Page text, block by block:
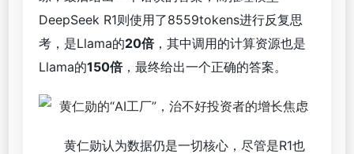
DeepSeek R1则使用了8559tokens进行反复思
考，是Llama的20倍，其中调用的计算资源也是
Llama的150倍，最终给出一个正确的答案。
黄仁勋认为数据仍是一切核心，尽管是R1也